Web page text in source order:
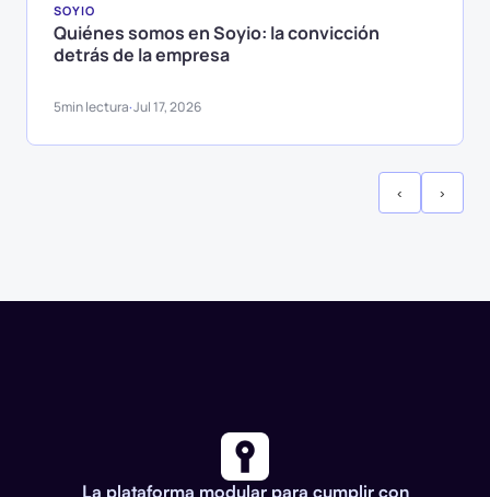
SOYIO
Quiénes somos en Soyio: la convicción
detrás de la empresa
5min lectura·Jul 17, 2026
‹ ›
La plataforma modular para cumplir con